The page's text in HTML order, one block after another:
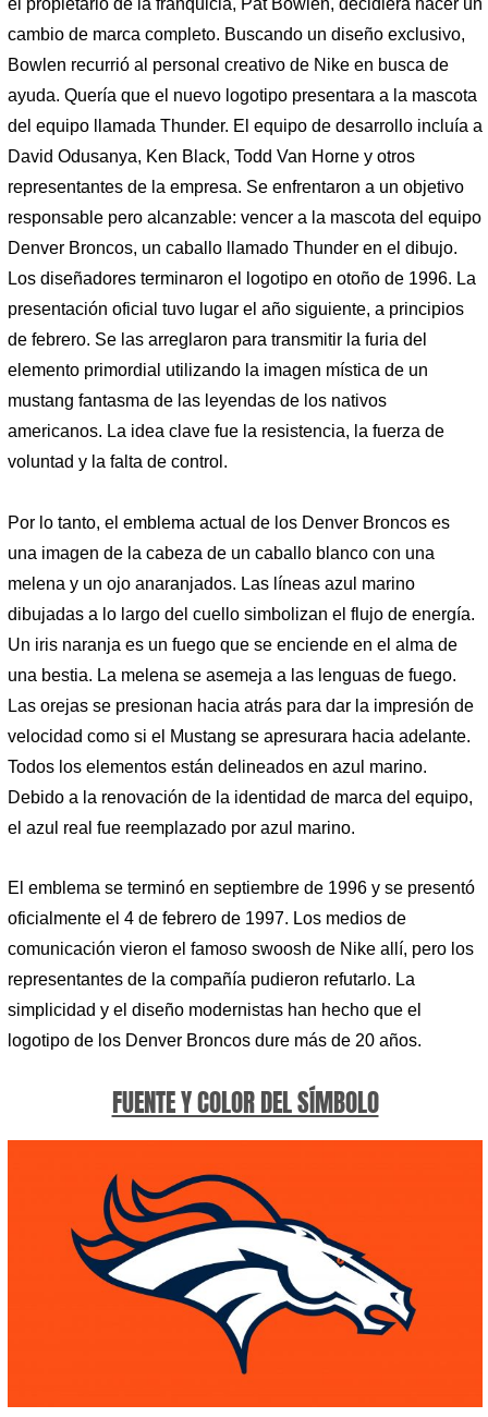
cambio de marca completo. Buscando un diseño exclusivo,
Bowlen recurrió al personal creativo de Nike en busca de
ayuda. Quería que el nuevo logotipo presentara a la mascota
del equipo llamada Thunder. El equipo de desarrollo incluía a
David Odusanya, Ken Black, Todd Van Horne y otros
representantes de la empresa. Se enfrentaron a un objetivo
responsable pero alcanzable: vencer a la mascota del equipo
Denver Broncos, un caballo llamado Thunder en el dibujo.
Los diseñadores terminaron el logotipo en otoño de 1996. La
presentación oficial tuvo lugar el año siguiente, a principios
de febrero. Se las arreglaron para transmitir la furia del
elemento primordial utilizando la imagen mística de un
mustang fantasma de las leyendas de los nativos
americanos. La idea clave fue la resistencia, la fuerza de
voluntad y la falta de control.
Por lo tanto, el emblema actual de los Denver Broncos es
una imagen de la cabeza de un caballo blanco con una
melena y un ojo anaranjados. Las líneas azul marino
dibujadas a lo largo del cuello simbolizan el flujo de energía.
Un iris naranja es un fuego que se enciende en el alma de
una bestia. La melena se asemeja a las lenguas de fuego.
Las orejas se presionan hacia atrás para dar la impresión de
velocidad como si el Mustang se apresurara hacia adelante.
Todos los elementos están delineados en azul marino.
Debido a la renovación de la identidad de marca del equipo,
el azul real fue reemplazado por azul marino.
El emblema se terminó en septiembre de 1996 y se presentó
oficialmente el 4 de febrero de 1997. Los medios de
comunicación vieron el famoso swoosh de Nike allí, pero los
representantes de la compañía pudieron refutarlo. La
simplicidad y el diseño modernistas han hecho que el
logotipo de los Denver Broncos dure más de 20 años.
FUENTE Y COLOR DEL SÍMBOLO